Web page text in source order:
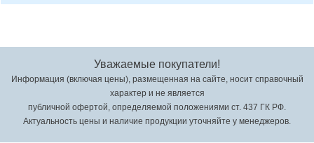
Уважаемые покупатели!
Информация (включая цены), размещенная на сайте, носит справочный
характер и не является
публичной офертой, определяемой положениями ст. 437 ГК РФ.
Актуальность цены и наличие продукции уточняйте у менеджеров.